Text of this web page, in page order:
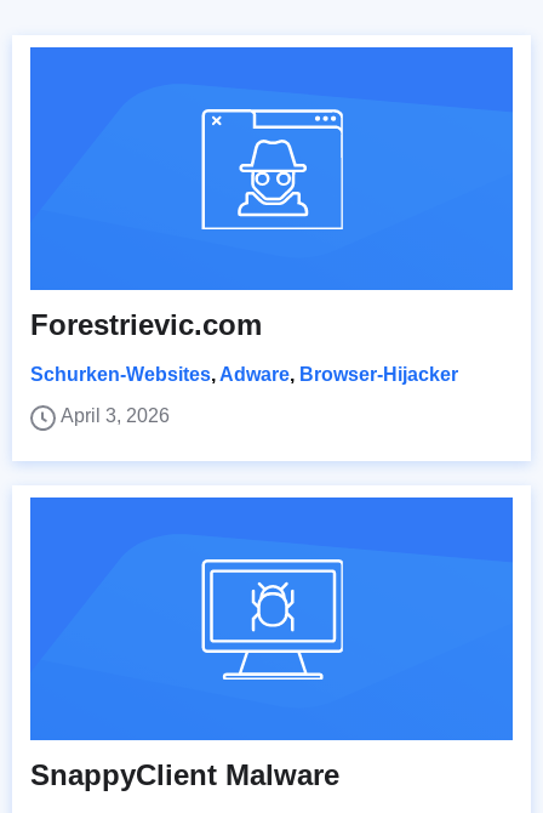
Forestrievic.com
Schurken-Websites, Adware, Browser-Hijacker
April 3, 2026
SnappyClient Malware